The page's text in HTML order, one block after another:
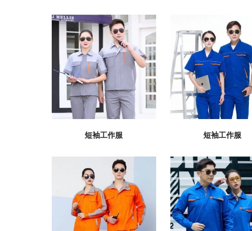
短袖工作服 短袖工作服